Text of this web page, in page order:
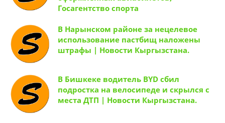
Госагентство спорта
В Нарынском районе за нецелевое
использование пастбищ наложены
штрафы | Новости Кыргызстана.
В Бишкеке водитель BYD сбил
подростка на велосипеде и скрылся с
места ДТП | Новости Кыргызстана.